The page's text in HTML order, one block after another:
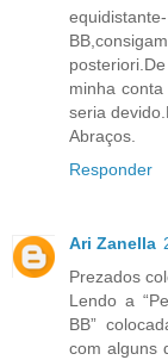
minha
seria
Abraços.
Responder
Ari Zanella
Prezados
Lendo a
BB”
com alguns